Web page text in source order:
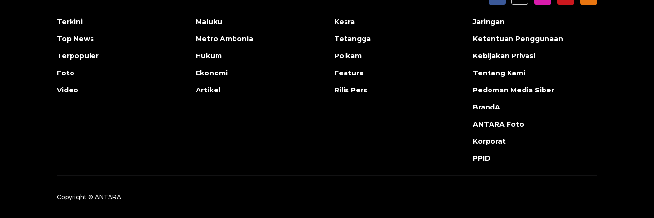
Terkini
Top News
Terpopuler
Foto
Video
Maluku
Metro Ambonia
Hukum
Ekonomi
Artikel
Kesra
Tetangga
Polkam
Feature
Rilis Pers
Jaringan
Ketentuan Penggunaan
Kebijakan Privasi
Tentang Kami
Pedoman Media Siber
BrandA
ANTARA Foto
Korporat
PPID
Copyright © ANTARA